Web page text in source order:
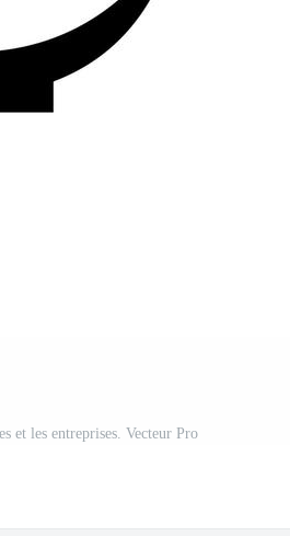
et les entreprises. Vecteur Pro